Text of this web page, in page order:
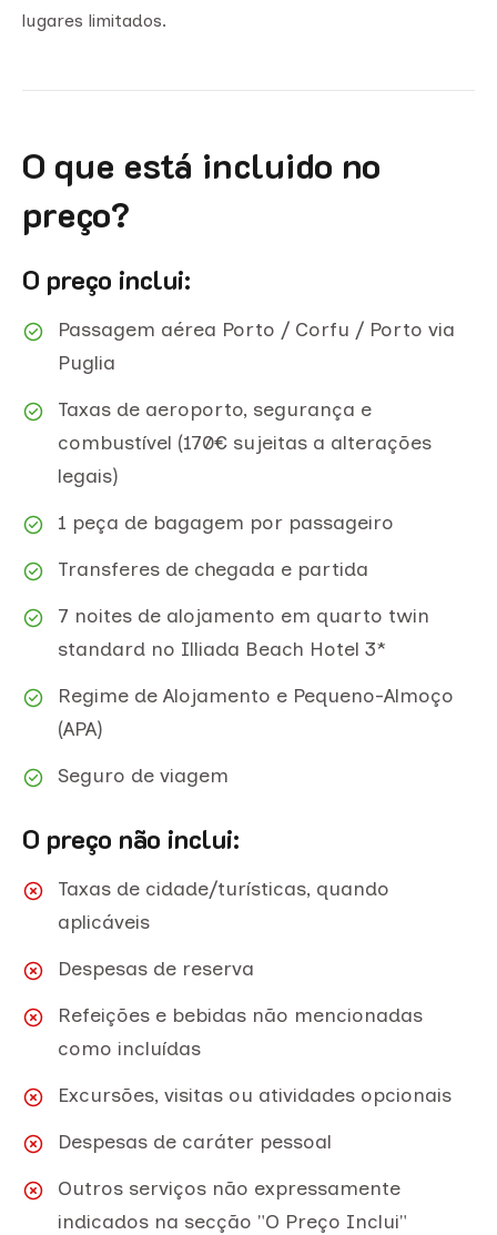
lugares limitados.
O que está incluido no
preço?
O preço inclui:
Passagem aérea Porto / Corfu / Porto via
Puglia
Taxas de aeroporto, segurança e
combustível (170€ sujeitas a alterações
legais)
1 peça de bagagem por passageiro
Transferes de chegada e partida
7 noites de alojamento em quarto twin
standard no Illiada Beach Hotel 3*
Regime de Alojamento e Pequeno-Almoço
(APA)
Seguro de viagem
O preço não inclui:
Taxas de cidade/turísticas, quando
aplicáveis
Despesas de reserva
Refeições e bebidas não mencionadas
como incluídas
Excursões, visitas ou atividades opcionais
Despesas de caráter pessoal
Outros serviços não expressamente
indicados na secção "O Preço Inclui"